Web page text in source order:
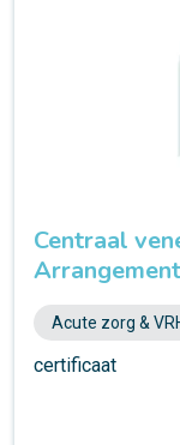
Centraal
Arrangement
Acute zorg &
certificaat